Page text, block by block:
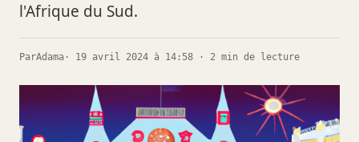
l'Afrique du Sud.
ParAdama · 19 avril 2024 à 14:58 · 2 min de lecture